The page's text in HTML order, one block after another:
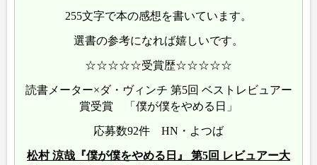
255文字で本の感想を書いています。
選書の参考になれば嬉しいです。
☆☆☆☆☆受賞歴☆☆☆☆☆
読書メーター×ダ・ヴィンチ 第5回 ベストレビュアー
賞受賞 「僕が僕をやめる日」
応募数92件 HN・よつば
松村 涼哉『僕が僕をやめる日』 第5回 レビュアー大